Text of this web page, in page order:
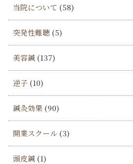
当院について (58)
突発性難聴 (5)
美容鍼 (137)
逆子 (10)
鍼灸効果 (90)
開業スクール (3)
頭皮鍼 (1)